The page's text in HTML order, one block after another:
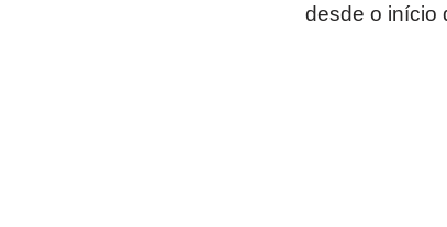
desde o início